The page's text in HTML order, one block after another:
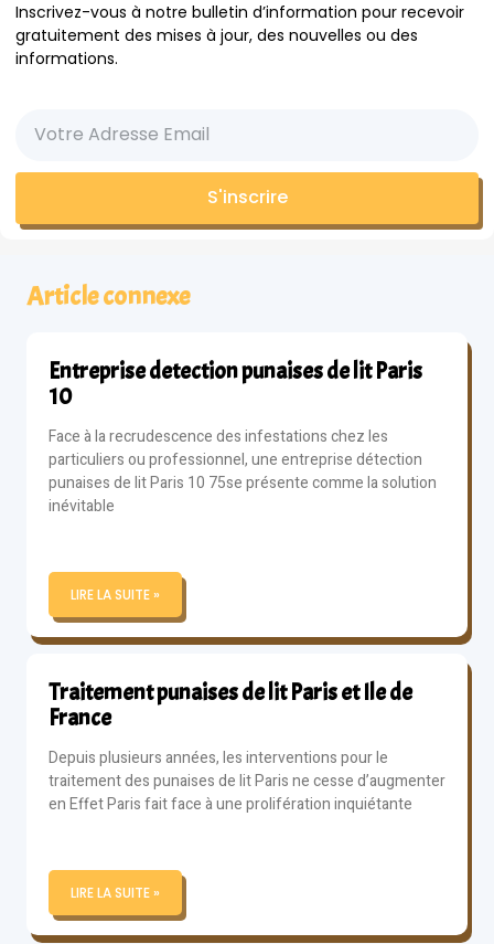
Inscrivez-vous à notre bulletin d’information pour recevoir
gratuitement des mises à jour, des nouvelles ou des
informations.
S'inscrire
Article connexe
Entreprise detection punaises de lit Paris
10
Face à la recrudescence des infestations chez les
particuliers ou professionnel, une entreprise détection
punaises de lit Paris 10 75se présente comme la solution
inévitable
LIRE LA SUITE »
Traitement punaises de lit Paris et Ile de
France
Depuis plusieurs années, les interventions pour le
traitement des punaises de lit Paris ne cesse d’augmenter
en Effet Paris fait face à une prolifération inquiétante
LIRE LA SUITE »